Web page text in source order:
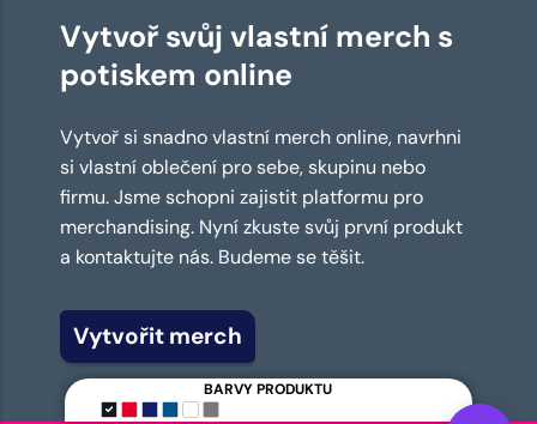
BARVY PRODUKTU
Vytvoř svůj vlastní merch s
potiskem online
Vytvoř si snadno vlastní merch online, navrhni
si vlastní oblečení pro sebe, skupinu nebo
firmu. Jsme schopni zajistit platformu pro
merchandising. Nyní zkuste svůj první produkt
a kontaktujte nás. Budeme se těšit.
Vytvořit merch